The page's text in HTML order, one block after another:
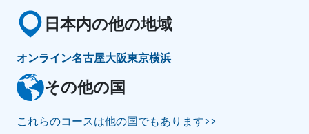
日本内の他の地域
オンライン名古屋大阪東京横浜
その他の国
これらのコースは他の国でもあります>>